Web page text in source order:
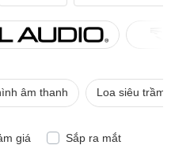
âm thanh Loa siêu trầm
giá
Sắp ra mắt